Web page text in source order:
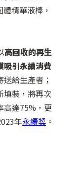
精華液棒，
高回收的再生
吸引永續消費
送給生產者；
填裝，將再次
高達75%，更
年永續獎 。